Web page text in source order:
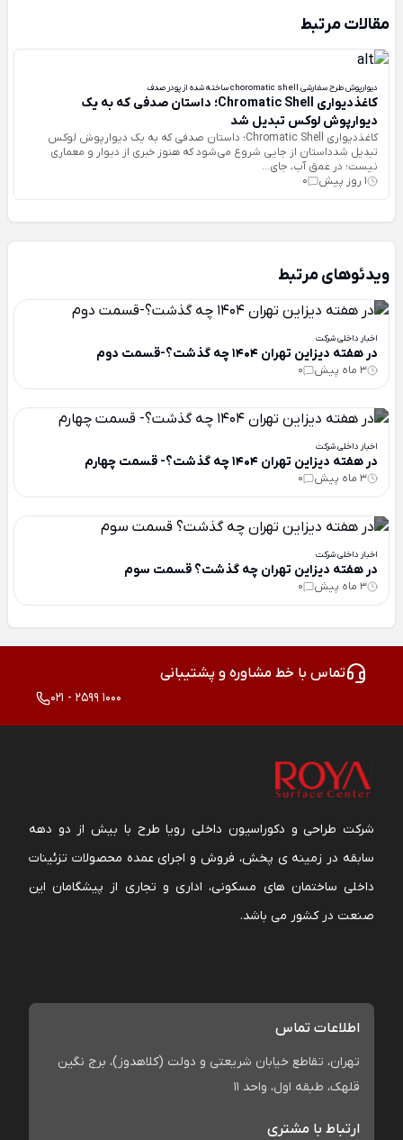
مقالات مرتبط
دیوارپوش طرح سفارشی choromatic shell ساخته شده از پودر صدف
کاغذدیواری Chromatic Shell؛ داستان صدفی که به یک
دیوارپوش لوکس تبدیل شد
کاغذدیواری Chromatic Shell؛ داستان صدفی که به یک دیوارپوش لوکس
تبدیل شدداستان از جایی شروع می‌شود که هنوز خبری از دیوار و معماری
نیست؛ در عمق آب، جای...
1 روز پیش
0
ویدئوهای مرتبط
اخبار داخلی شرکت
در هفته دیزاین تهران 1404 چه گذشت؟-قسمت دوم
3 ماه پیش 0
اخبار داخلی شرکت
در هفته دیزاین تهران 1404 چه گذشت؟- قسمت چهارم
3 ماه پیش 0
اخبار داخلی شرکت
در هفته دیزاین تهران چه گذشت؟ قسمت سوم
3 ماه پیش 0
تماس با خط مشاوره و پشتیبانی
021 - 2599 1000
شرکت طراحی و دکوراسیون داخلی رویا طرح با بیش از دو دهه
سابقه در زمینه ی پخش، فروش و اجرای عمده محصولات تزئینات
داخلی ساختمان های مسکونی، اداری و تجاری از پیشگامان این
صنعت در کشور می باشد.
اطلاعات تماس
تهران، تقاطع خیابان شریعتی و دولت (کلاهدوز)، برج نگین
قلهک، طبقه اول، واحد 11
ارتباط با مشتری